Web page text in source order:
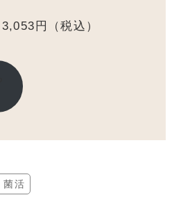
円（税込）
菌活